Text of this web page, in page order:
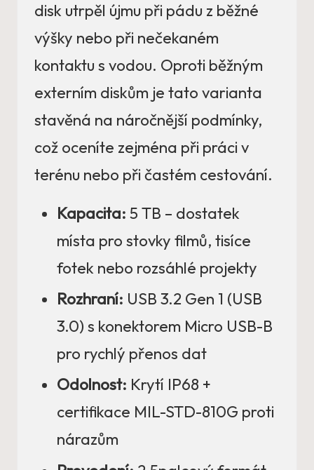
disk utrpěl újmu při pádu z běžné
výšky nebo při nečekaném
kontaktu s vodou. Oproti běžným
externím diskům je tato varianta
stavěná na náročnější podmínky,
což oceníte zejména při práci v
terénu nebo při častém cestování.
Kapacita: 5 TB – dostatek
místa pro stovky filmů, tisíce
fotek nebo rozsáhlé projekty
Rozhraní: USB 3.2 Gen 1 (USB
3.0) s konektorem Micro USB-B
pro rychlý přenos dat
Odolnost: Krytí IP68 +
certifikace MIL-STD-810G proti
nárazům